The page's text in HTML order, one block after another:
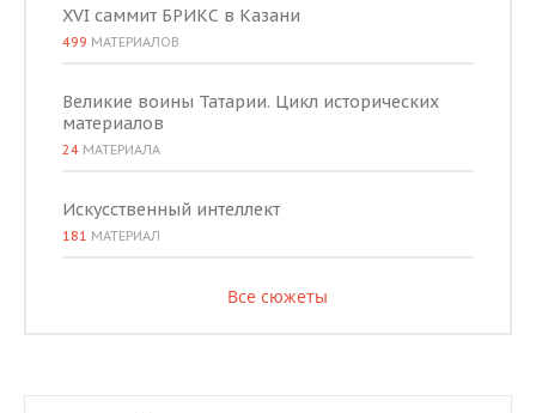
XVI саммит БРИКС в Казани
499 МАТЕРИАЛОВ
Великие воины Татарии. Цикл исторических
материалов
24 МАТЕРИАЛА
Искусственный интеллект
181 МАТЕРИАЛ
Все сюжеты